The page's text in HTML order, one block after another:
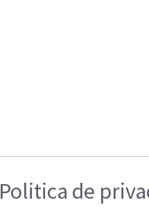
Politica de